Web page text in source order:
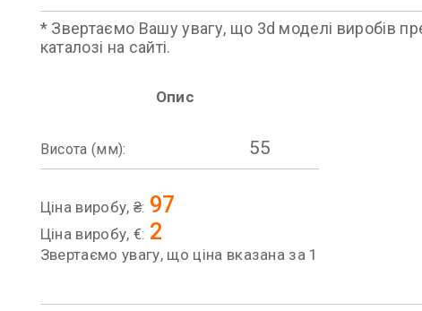
* Звертаємо Вашу увагу, що 3d моделі виробів
каталозі на сайті.
Опис
Висота (мм): 55
Ціна виробу, ₴: 97
Ціна виробу, €: 2
Звертаємо увагу, що ціна вказана за 1